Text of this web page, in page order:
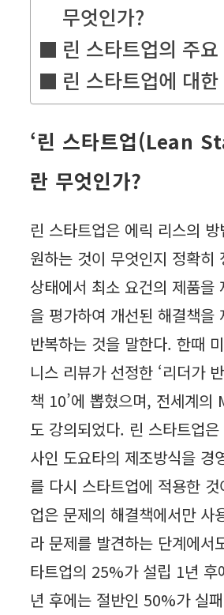
무엇인가?
린 스타트업의 주요
린 스타트업에 대
‘린 스타트업(Lean
란 무엇인가?
린 스타트업은 에릭 리스의
원하는 것이 무엇인지 정확히
상태에서 최소 요건의 제품을
을 평가하여 개선된 해결책을
반복하는 것을 말한다. 한때
니스 리뷰가 선정한 ‘리더가
책 10’에 뽑혔으며, 전세계의
도 강의되었다. 린 스타트업
사인 도요타의 제조방식을 경
를 다시 스타트업에 적용한
업은 문제의 해결책에서만 사
라 문제를 발견하는 단계에서
타트업의 25%가 설립 1년 후
년 후에는 절반인 50%가 실